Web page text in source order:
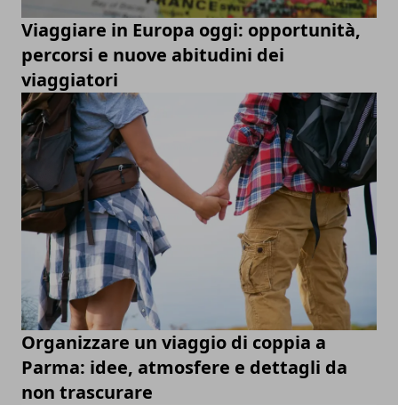
Viaggiare in Europa oggi: opportunità,
percorsi e nuove abitudini dei
viaggiatori
Organizzare un viaggio di coppia a
Parma: idee, atmosfere e dettagli da
non trascurare